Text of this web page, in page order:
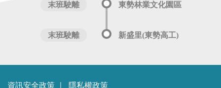
末班駛離 東勢林業文化園區
末班駛離 新盛里(東勢高工)
資訊安全政策 隱私權政策